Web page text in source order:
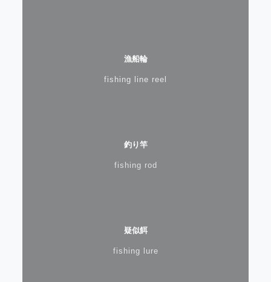
漁船輪
fishing line reel
釣り竿
fishing rod
疑似餌
fishing lure